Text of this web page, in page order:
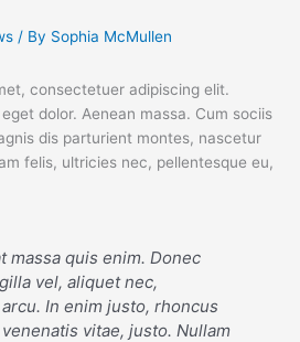
/ By Sophia McMullen
consectetuer adipiscing elit.
dolor. Aenean massa. Cum sociis
dis parturient montes, nascetur
felis, ultricies nec, pellentesque eu,
massa quis enim. Donec
vel, aliquet nec,
In enim justo, rhoncus
vitae, justo. Nullam